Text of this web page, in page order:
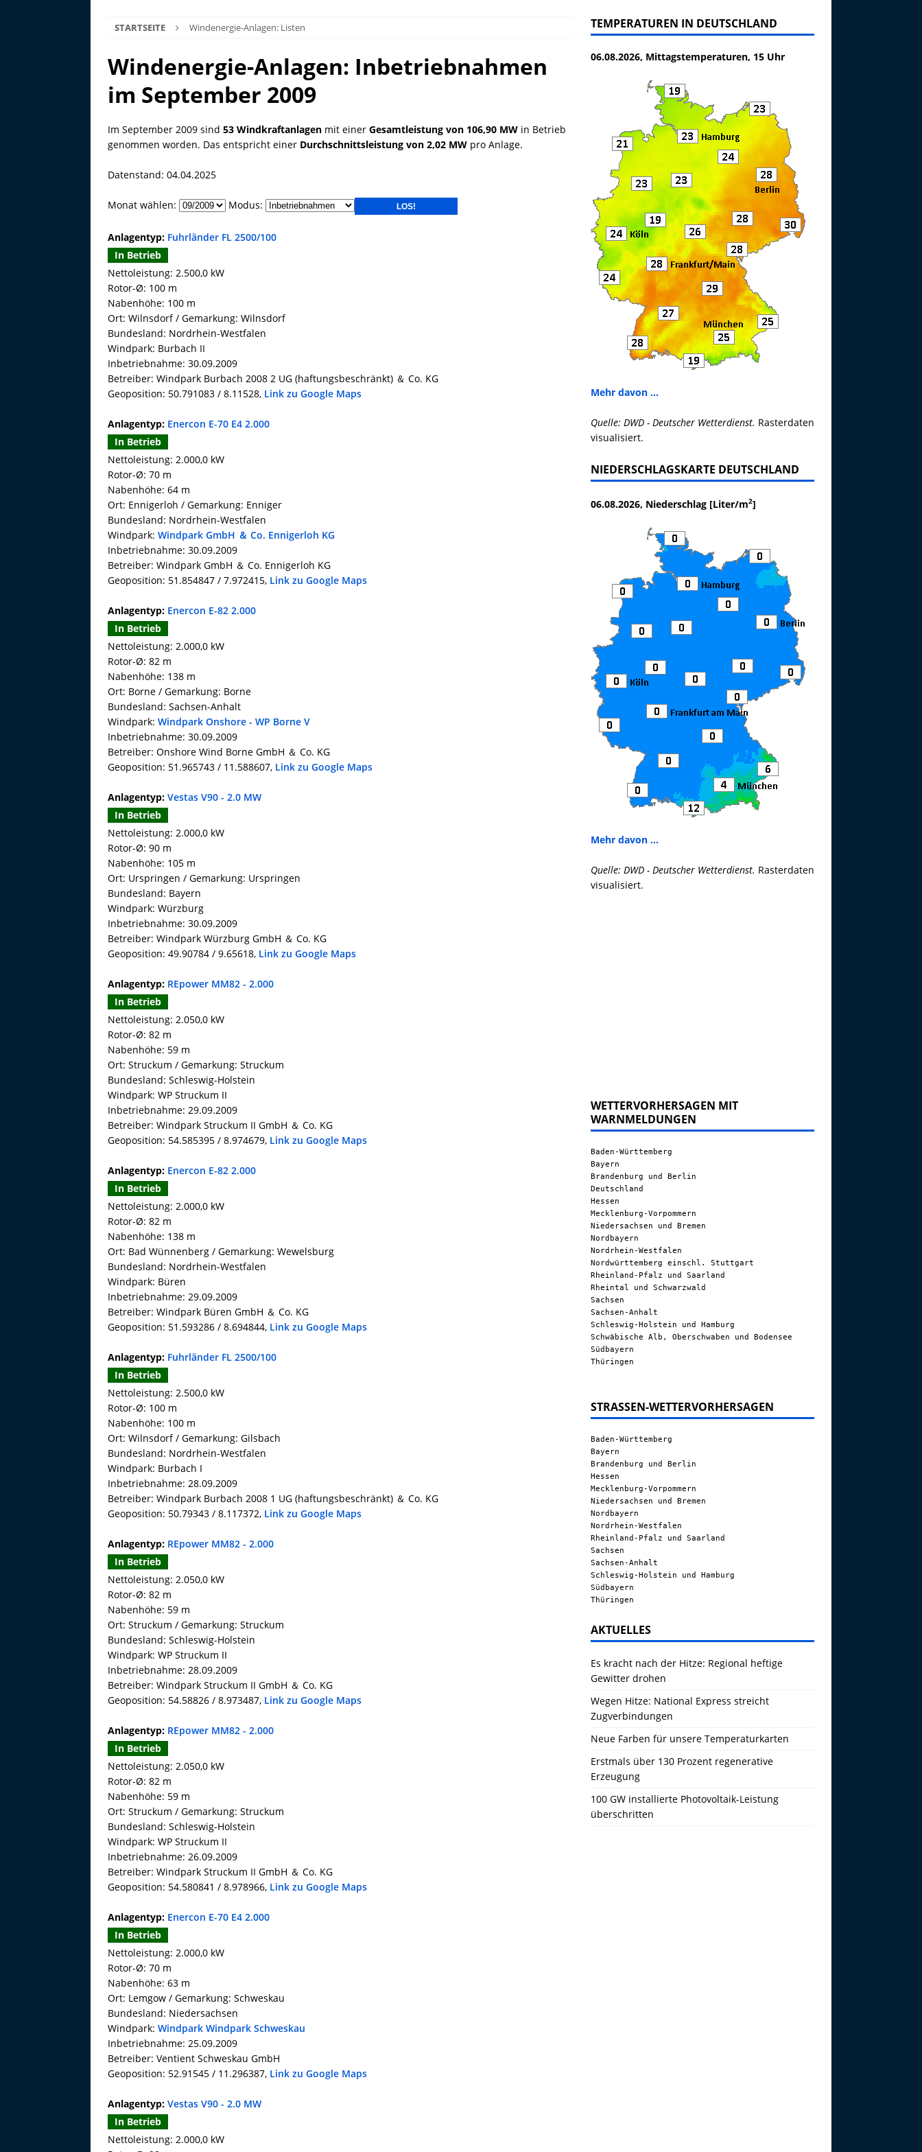
STARTSEITE Windenergie-Anlagen: Listen
Windenergie-Anlagen: Inbetriebnahmen
im September 2009
Im September 2009 sind 53 Windkraftanlagen mit einer Gesamtleistung von 106,90 MW in Betrieb
genommen worden. Das entspricht einer Durchschnittsleistung von 2,02 MW pro Anlage.
Datenstand: 04.04.2025
Monat wählen: Modus:
Anlagentyp: Fuhrländer FL 2500/100
In Betrieb
Nettoleistung: 2.500,0 kW
Rotor-Ø: 100 m
Nabenhöhe: 100 m
Ort: Wilnsdorf / Gemarkung: Wilnsdorf
Bundesland: Nordrhein-Westfalen
Windpark: Burbach II
Inbetriebnahme: 30.09.2009
Betreiber: Windpark Burbach 2008 2 UG (haftungsbeschränkt) ＆ Co. KG
Geoposition: 50.791083 / 8.11528, Link zu Google Maps
Anlagentyp: Enercon E-70 E4 2.000
In Betrieb
Nettoleistung: 2.000,0 kW
Rotor-Ø: 70 m
Nabenhöhe: 64 m
Ort: Ennigerloh / Gemarkung: Enniger
Bundesland: Nordrhein-Westfalen
Windpark: Windpark GmbH ＆ Co. Ennigerloh KG
Inbetriebnahme: 30.09.2009
Betreiber: Windpark GmbH ＆ Co. Ennigerloh KG
Geoposition: 51.854847 / 7.972415, Link zu Google Maps
Anlagentyp: Enercon E-82 2.000
In Betrieb
Nettoleistung: 2.000,0 kW
Rotor-Ø: 82 m
Nabenhöhe: 138 m
Ort: Borne / Gemarkung: Borne
Bundesland: Sachsen-Anhalt
Windpark: Windpark Onshore - WP Borne V
Inbetriebnahme: 30.09.2009
Betreiber: Onshore Wind Borne GmbH ＆ Co. KG
Geoposition: 51.965743 / 11.588607, Link zu Google Maps
Anlagentyp: Vestas V90 - 2.0 MW
In Betrieb
Nettoleistung: 2.000,0 kW
Rotor-Ø: 90 m
Nabenhöhe: 105 m
Ort: Urspringen / Gemarkung: Urspringen
Bundesland: Bayern
Windpark: Würzburg
Inbetriebnahme: 30.09.2009
Betreiber: Windpark Würzburg GmbH ＆ Co. KG
Geoposition: 49.90784 / 9.65618, Link zu Google Maps
Anlagentyp: REpower MM82 - 2.000
In Betrieb
Nettoleistung: 2.050,0 kW
Rotor-Ø: 82 m
Nabenhöhe: 59 m
Ort: Struckum / Gemarkung: Struckum
Bundesland: Schleswig-Holstein
Windpark: WP Struckum II
Inbetriebnahme: 29.09.2009
Betreiber: Windpark Struckum II GmbH ＆ Co. KG
Geoposition: 54.585395 / 8.974679, Link zu Google Maps
Anlagentyp: Enercon E-82 2.000
In Betrieb
Nettoleistung: 2.000,0 kW
Rotor-Ø: 82 m
Nabenhöhe: 138 m
Ort: Bad Wünnenberg / Gemarkung: Wewelsburg
Bundesland: Nordrhein-Westfalen
Windpark: Büren
Inbetriebnahme: 29.09.2009
Betreiber: Windpark Büren GmbH ＆ Co. KG
Geoposition: 51.593286 / 8.694844, Link zu Google Maps
Anlagentyp: Fuhrländer FL 2500/100
In Betrieb
Nettoleistung: 2.500,0 kW
Rotor-Ø: 100 m
Nabenhöhe: 100 m
Ort: Wilnsdorf / Gemarkung: Gilsbach
Bundesland: Nordrhein-Westfalen
Windpark: Burbach I
Inbetriebnahme: 28.09.2009
Betreiber: Windpark Burbach 2008 1 UG (haftungsbeschränkt) ＆ Co. KG
Geoposition: 50.79343 / 8.117372, Link zu Google Maps
Anlagentyp: REpower MM82 - 2.000
In Betrieb
Nettoleistung: 2.050,0 kW
Rotor-Ø: 82 m
Nabenhöhe: 59 m
Ort: Struckum / Gemarkung: Struckum
Bundesland: Schleswig-Holstein
Windpark: WP Struckum II
Inbetriebnahme: 28.09.2009
Betreiber: Windpark Struckum II GmbH ＆ Co. KG
Geoposition: 54.58826 / 8.973487, Link zu Google Maps
Anlagentyp: REpower MM82 - 2.000
In Betrieb
Nettoleistung: 2.050,0 kW
Rotor-Ø: 82 m
Nabenhöhe: 59 m
Ort: Struckum / Gemarkung: Struckum
Bundesland: Schleswig-Holstein
Windpark: WP Struckum II
Inbetriebnahme: 26.09.2009
Betreiber: Windpark Struckum II GmbH ＆ Co. KG
Geoposition: 54.580841 / 8.978966, Link zu Google Maps
Anlagentyp: Enercon E-70 E4 2.000
In Betrieb
Nettoleistung: 2.000,0 kW
Rotor-Ø: 70 m
Nabenhöhe: 63 m
Ort: Lemgow / Gemarkung: Schweskau
Bundesland: Niedersachsen
Windpark: Windpark Windpark Schweskau
Inbetriebnahme: 25.09.2009
Betreiber: Ventient Schweskau GmbH
Geoposition: 52.91545 / 11.296387, Link zu Google Maps
Anlagentyp: Vestas V90 - 2.0 MW
In Betrieb
Nettoleistung: 2.000,0 kW
TEMPERATUREN IN DEUTSCHLAND
06.08.2026, Mittagstemperaturen, 15 Uhr
Mehr davon ...
Quelle: DWD - Deutscher Wetterdienst. Rasterdaten
visualisiert.
NIEDERSCHLAGSKARTE DEUTSCHLAND
06.08.2026, Niederschlag [Liter/m2]
Mehr davon ...
Quelle: DWD - Deutscher Wetterdienst. Rasterdaten
visualisiert.
WETTERVORHERSAGEN MIT
WARNMELDUNGEN
Baden-Württemberg
Bayern
Brandenburg und Berlin
Deutschland
Hessen
Mecklenburg-Vorpommern
Niedersachsen und Bremen
Nordbayern
Nordrhein-Westfalen
Nordwürttemberg einschl. Stuttgart
Rheinland-Pfalz und Saarland
Rheintal und Schwarzwald
Sachsen
Sachsen-Anhalt
Schleswig-Holstein und Hamburg
Schwäbische Alb, Oberschwaben und Bodensee
Südbayern
Thüringen
STRASSEN-WETTERVORHERSAGEN
Baden-Württemberg
Bayern
Brandenburg und Berlin
Hessen
Mecklenburg-Vorpommern
Niedersachsen und Bremen
Nordbayern
Nordrhein-Westfalen
Rheinland-Pfalz und Saarland
Sachsen
Sachsen-Anhalt
Schleswig-Holstein und Hamburg
Südbayern
Thüringen
AKTUELLES
Es kracht nach der Hitze: Regional heftige
Gewitter drohen
Wegen Hitze: National Express streicht
Zugverbindungen
Neue Farben für unsere Temperaturkarten
Erstmals über 130 Prozent regenerative
Erzeugung
100 GW installierte Photovoltaik-Leistung
überschritten